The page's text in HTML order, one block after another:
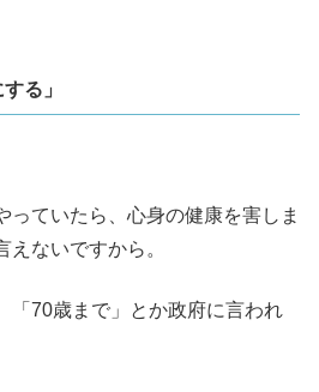
る」
っていたら、心身の健康を害しま
ないですから。
「70歳まで」とか政府に言われ